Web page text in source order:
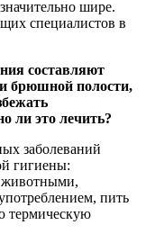
шире.
специалистов в
составляют
брюшной полости,
ли это лечить?
заболеваний
гигиены:
животными,
пить
термическую